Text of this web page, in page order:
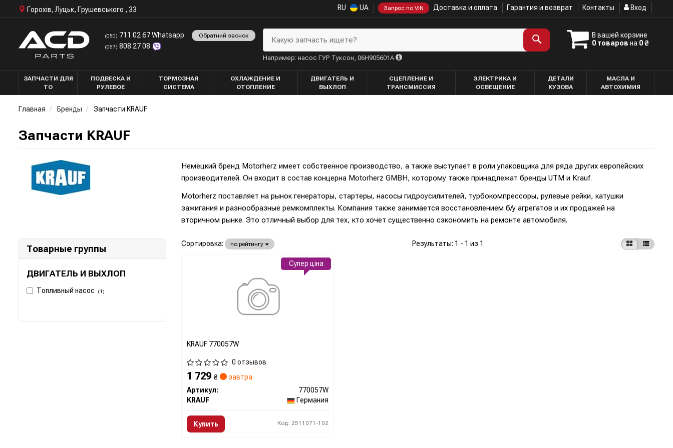
Горохів, Луцьк, Грушевського , 33 RU UA Запрос по VIN Доставка и оплата Гарантия и возврат Контакты Вход
(050) 711 02 67 Whatsapp
(067) 808 27 08
Обратний звонок
В вашей корзине
0 товаров на 0 ₴
Какую запчасть ищете?
Например: насос ГУР Туксон, 06H905601A
ЗАПЧАСТИ ДЛЯ
ТО
ПОДВЕСКА И
РУЛЕВОЕ
ТОРМОЗНАЯ
СИСТЕМА
ОХЛАЖДЕНИЕ И
ОТОПЛЕНИЕ
ДВИГАТЕЛЬ И
ВЫХЛОП
СЦЕПЛЕНИЕ И
ТРАНСМИССИЯ
ЭЛЕКТРИКА И
ОСВЕЩЕНИЕ
ДЕТАЛИ
КУЗОВА
МАСЛА И
АВТОХИМИЯ
Главная Бренды Запчасти KRAUF
Запчасти KRAUF
Немецкий бренд Motorherz имеет собственное производство, а также выступает в роли упаковщика для ряда других европейских
производителей. Он входит в состав концерна Motorherz GMBH, которому также принадлежат бренды UTM и Krauf.
Motorherz поставляет на рынок генераторы, стартеры, насосы гидроусилителей, турбокомпрессоры, рулевые рейки, катушки
зажигания и разнообразные ремкомплекты. Компания также занимается восстановлением б/у агрегатов и их продажей на
вторичном рынке. Это отличный выбор для тех, кто хочет существенно сэкономить на ремонте автомобиля.
Товарные группы
ДВИГАТЕЛЬ И ВЫХЛОП
Топливный насос (1)
Сортировка: по рейтингу Результаты: 1 - 1 из 1
KRAUF 770057W
0 отзывов
1 729 ₴
завтра
Артикул:
770057W
KRAUF
Германия
Купить Код: 2511071-102
Супер ціна